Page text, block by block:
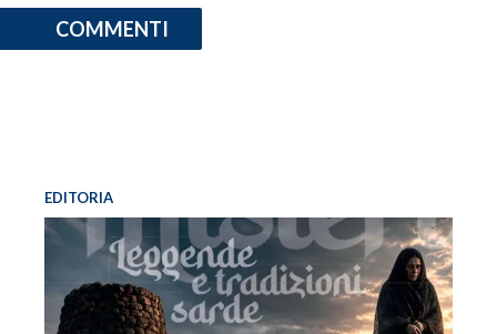
COMMENTI
EDITORIA